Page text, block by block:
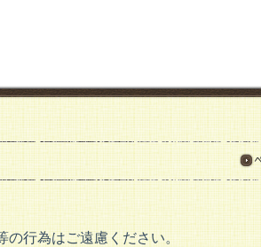
ペー
の行為はご遠慮ください。